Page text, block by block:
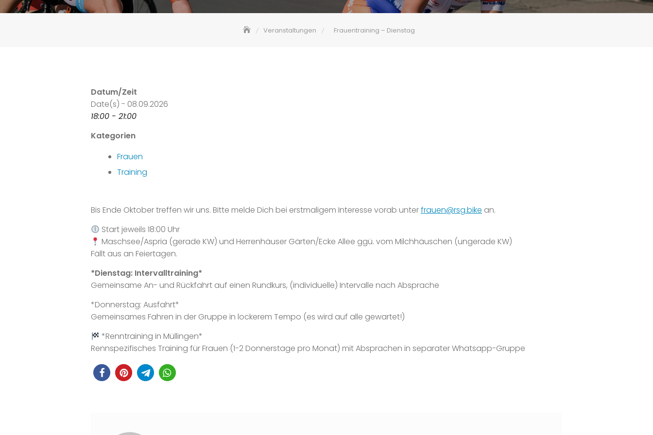
Veranstaltungen Frauentraining – Dienstag
Datum/Zeit
Date(s) - 08.09.2026
18:00 - 21:00
Kategorien
Frauen
Training
Bis Ende Oktober treffen wir uns. Bitte melde Dich bei erstmaligem Interesse vorab unterfrauen@rsg.bike an.
Start jeweils 18:00 Uhr
Maschsee/Aspria (gerade KW) und Herrenhäuser Gärten/Ecke Allee ggü. vom Milchhäuschen (ungerade KW)
Fällt aus an Feiertagen.
*Dienstag: Intervalltraining*
Gemeinsame An- und Rückfahrt auf einen Rundkurs, (individuelle) Intervalle nach Absprache
*Donnerstag: Ausfahrt*
Gemeinsames Fahren in der Gruppe in lockerem Tempo (es wird auf alle gewartet!)
*Renntraining in Müllingen*
Rennspezifisches Training für Frauen (1-2 Donnerstage pro Monat) mit Absprachen in separater Whatsapp-Gruppe